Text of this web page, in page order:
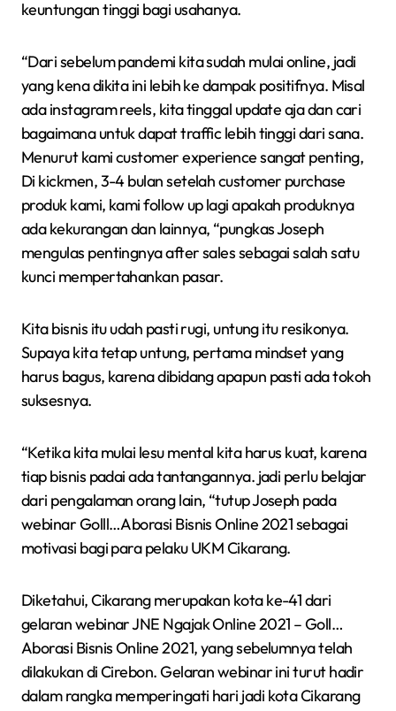
keuntungan tinggi bagi usahanya.
“Dari sebelum pandemi kita sudah mulai online, jadi
yang kena dikita ini lebih ke dampak positifnya. Misal
ada instagram reels, kita tinggal update aja dan cari
bagaimana untuk dapat traffic lebih tinggi dari sana.
Menurut kami customer experience sangat penting,
Di kickmen, 3-4 bulan setelah customer purchase
produk kami, kami follow up lagi apakah produknya
ada kekurangan dan lainnya, “pungkas Joseph
mengulas pentingnya after sales sebagai salah satu
kunci mempertahankan pasar.
Kita bisnis itu udah pasti rugi, untung itu resikonya.
Supaya kita tetap untung, pertama mindset yang
harus bagus, karena dibidang apapun pasti ada tokoh
suksesnya.
“Ketika kita mulai lesu mental kita harus kuat, karena
tiap bisnis padai ada tantangannya. jadi perlu belajar
dari pengalaman orang lain, “tutup Joseph pada
webinar Golll…Aborasi Bisnis Online 2021 sebagai
motivasi bagi para pelaku UKM Cikarang.
Diketahui, Cikarang merupakan kota ke-41 dari
gelaran webinar JNE Ngajak Online 2021 – Goll…
Aborasi Bisnis Online 2021, yang sebelumnya telah
dilakukan di Cirebon. Gelaran webinar ini turut hadir
dalam rangka memperingati hari jadi kota Cikarang